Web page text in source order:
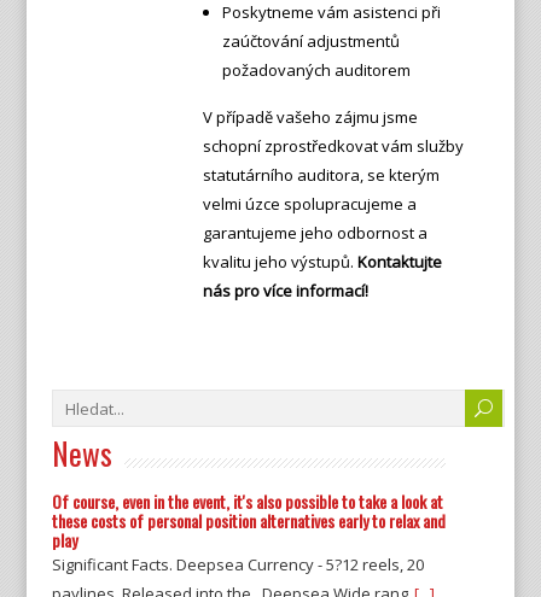
Poskytneme vám asistenci při
zaúčtování adjustmentů
požadovaných auditorem
V případě vašeho zájmu jsme
schopní zprostředkovat vám služby
statutárního auditora, se kterým
velmi úzce spolupracujeme a
garantujeme jeho odbornost a
kvalitu jeho výstupů. Kontaktujte
nás pro více informací!
News
Of course, even in the event, it's also possible to take a look at
these costs of personal position alternatives early to relax and
play
Significant Facts. Deepsea Currency - 5?12 reels, 20